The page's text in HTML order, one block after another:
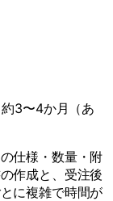
3〜4か月（あ
仕様・数量・附
作成と、受注後
に複雑で時間が